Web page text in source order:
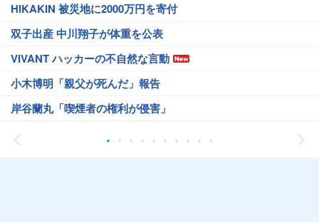
HIKAKIN 被災地に2000万円を寄付
双子出産 中川翔子が体重を公表
VIVANT ハッカーの不自然な言動
小木博明「親父が死んだ」報告
岸谷蘭丸「喫煙者の権利が侵害」